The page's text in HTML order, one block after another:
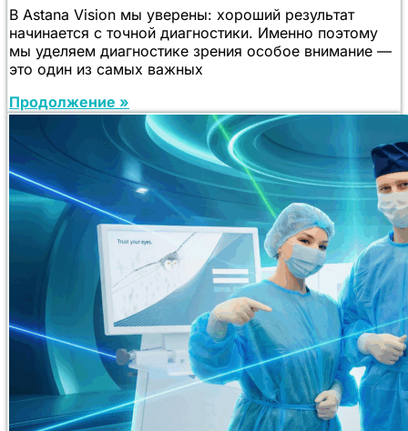
В Astana Vision мы уверены: хороший результат
начинается с точной диагностики. Именно поэтому
мы уделяем диагностике зрения особое внимание —
это один из самых важных
Продолжение »